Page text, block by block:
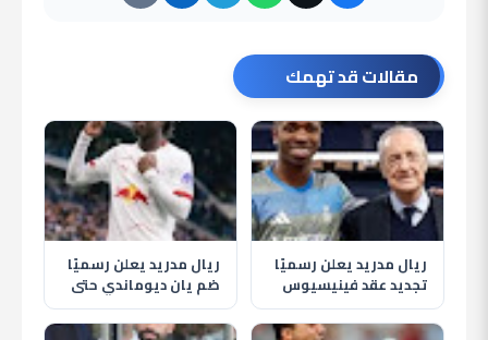
مقالات قد تهمك
ريال مدريد يعلن رسميًا
تجديد عقد فينيسيوس
جونيور حتى 2032
ريال مدريد يعلن رسميًا
ضم يان ديوماندي حتى
2033 في أغلى صفقة
بتاريخ النادي